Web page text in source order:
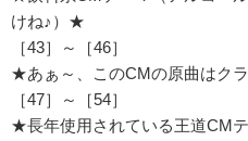
けね♪）★
［43］～［46］
★あぁ～、このCMの原曲はク
［47］～［54］
★長年使用されている王道CM